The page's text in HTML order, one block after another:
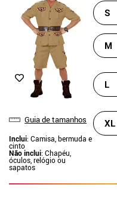
Guia de tamanhos
Inclui: Camisa, bermuda e
cinto
Não inclui: Chapéu,
óculos, relógio ou
sapatos
S
M
L
XL